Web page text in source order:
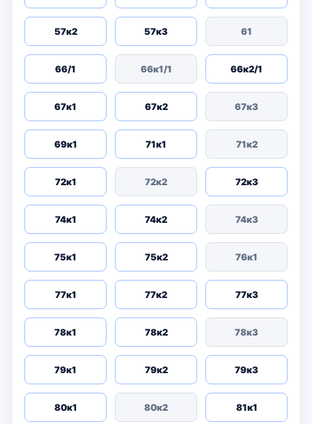
57к2 57к3 61
66/1 66к1/1 66к2/1
67к1 67к2 67к3
69к1 71к1 71к2
72к1 72к2 72к3
74к1 74к2 74к3
75к1 75к2 76к1
77к1 77к2 77к3
78к1 78к2 78к3
79к1 79к2 79к3
80к1 80к2 81к1